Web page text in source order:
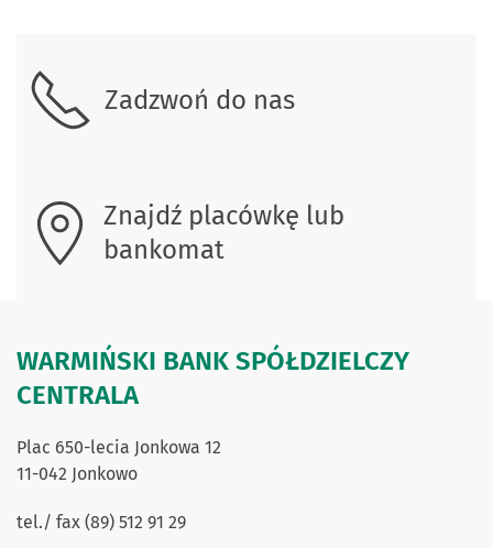
Zadzwoń do nas
Znajdź placówkę lub
bankomat
WARMIŃSKI BANK SPÓŁDZIELCZY
CENTRALA
Plac 650-lecia Jonkowa 12
11-042 Jonkowo
tel./ fax (89) 512 91 29